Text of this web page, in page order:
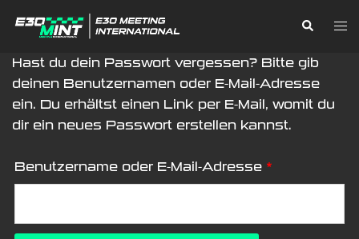
Inhalt
Suche
Hast du dein Passwort vergessen? Bitte gib
deinen Benutzernamen oder E-Mail-Adresse
ein. Du erhältst einen Link per E-Mail, womit du
dir ein neues Passwort erstellen kannst.
Benutzername oder E-Mail-Adresse *